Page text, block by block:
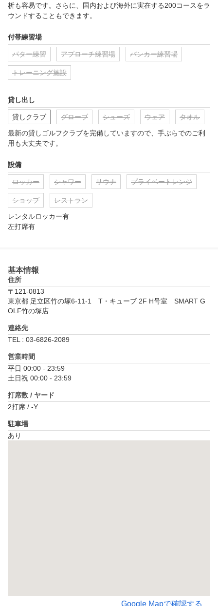
析も容易です。さらに、国内および海外に実在する200コースをラ
ウンドすることもできます。
付帯練習場
パター練習 アプローチ練習場 バンカー練習場
トレーニング施設
貸し出し
貸しクラブ グローブ シューズ ウェア タオル
最新の貸しゴルフクラブを完備していますので、手ぶらでのご利
用も大丈夫です。
設備
ロッカー シャワー サウナ プライベートレンジ
ショップ レストラン
レンタルロッカー有
左打席有
基本情報
住所
〒121-0813
東京都 足立区竹の塚6-11-1　T・キューブ 2F H号室　SMART G
OLF竹の塚店
連絡先
TEL : 03-6826-2089
営業時間
平日 00:00 - 23:59
土日祝 00:00 - 23:59
打席数 / ヤード
2打席 / -Y
駐車場
あり
Google Mapで確認する